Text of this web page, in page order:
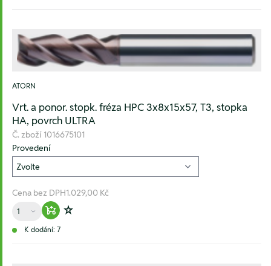
ATORN
Vrt. a ponor. stopk. fréza HPC 3x8x15x57, T3, stopka
HA, povrch ULTRA
Č. zboží 1016675101
Provedení
Cena bez DPH1.029,00 Kč
Množství
Warenkorb hinzufügen
Zur Wunschliste hinzufügen
K dodání: 7